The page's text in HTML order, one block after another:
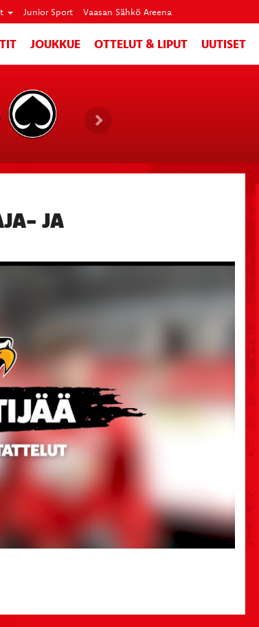
Junior Sport Vaasan Sähkö Areena
JOUKKUE OTTELUT & LIPUT UUTISET
JA